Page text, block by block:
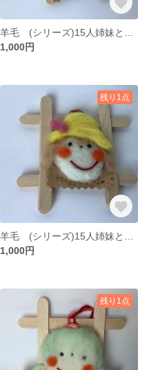
1,000円
残り1点
1,000円
残り1点